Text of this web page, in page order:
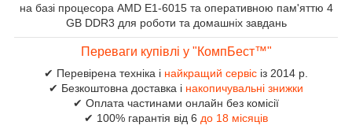
на базі процесора AMD E1-6015 та оперативною пам'яттю 4
GB DDR3 для роботи та домашніх завдань
Переваги купівлі у "КомпБест™"
✔ Перевірена техніка і найкращий сервіс із 2014 р.
✔ Безкоштовна доставка і накопичувальні знижки
✔ Оплата частинами онлайн без комісії
✔ 100% гарантія від 6 до 18 місяців